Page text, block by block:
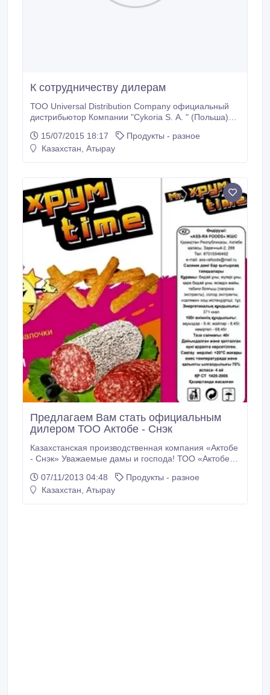
К сотрудничеству дилерам
ТОО Universal Distribution Company официальный
дистрибьютор Компании "Cykoria S. A. " (Польша)
территории Республики Казахстан приглашает к
сотрудничеству региональных дилеров..
15/07/2015 18:17
Продукты - разное
Казахстан, Атырау
Предлагаем Вам стать официальным
дилером ТОО Актобе - Снэк
Казахстанская производственная компания «Актобе
- Снэк» Уважаемые дамы и господа! ТОО «Актобе -
снэковой продукции под зарегистрированной
торговой маркой «Вкусный миг». На данном этапе
07/11/2013 04:48
Продукты - разное
Казахстан, Атырау